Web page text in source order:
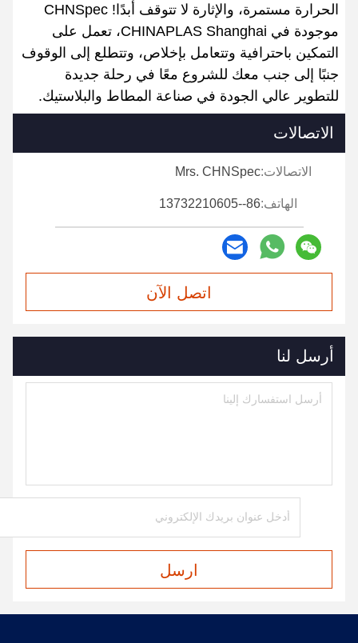
الحرارة مستمرة، والإثارة لا تتوقف أبدًا! CHNSpec
موجودة في CHINAPLAS Shanghai، تعمل على
التمكين باحترافية وتتعامل بإخلاص، وتتطلع إلى الوقوف
جنبًا إلى جنب معك للشروع معًا في رحلة جديدة
للتطوير عالي الجودة في صناعة المطاط والبلاستيك.
الاتصالات
الاتصالات:Mrs. CHNSpec
الهاتف:86--13732210605
اتصل الآن
أرسل لنا
ارسل